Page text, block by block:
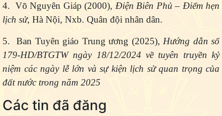
4. Võ Nguyên Giáp (2000), Điện Biên Phủ – Điểm hẹn
lịch sử, Hà Nội, Nxb. Quân đội nhân dân.
5. Ban Tuyên giáo Trung ương (2025), Hướng dẫn số
179-HD/BTGTW ngày 18/12/2024 về tuyên truyền kỷ
niệm các ngày lễ lớn và sự kiện lịch sử quan trọng của
đất nước trong năm 2025
Các tin đã đăng